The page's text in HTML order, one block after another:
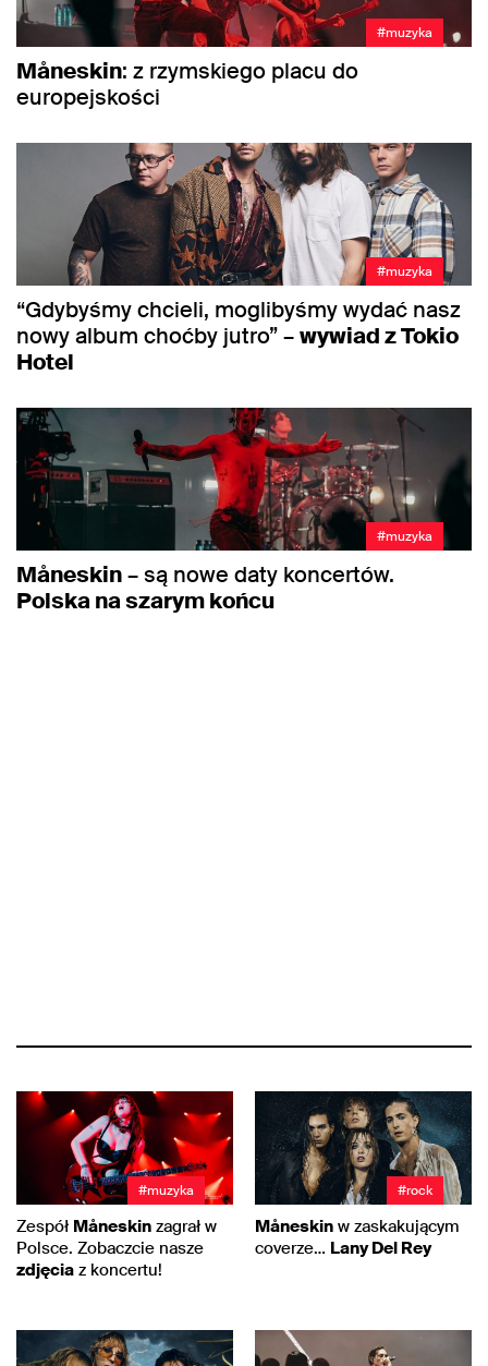
#muzyka
Måneskin: z rzymskiego placu do
europejskości
#muzyka
“Gdybyśmy chcieli, moglibyśmy wydać nasz
nowy album choćby jutro” –wywiad z Tokio
Hotel
#muzyka
Måneskin– są nowe daty koncertów.
Polska na szarym końcu
#muzyka
Zespół Måneskin zagrał w
Polsce. Zobaczcie nasze
zdjęcia z koncertu!
#rock
Måneskin w zaskakującym
coverze… Lany Del Rey